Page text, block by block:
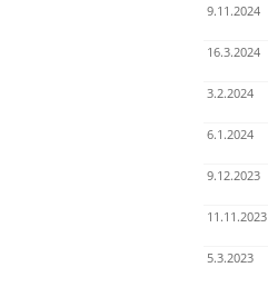
9.11.2024
16.3.2024
3.2.2024
6.1.2024
9.12.2023
11.11.2023
5.3.2023